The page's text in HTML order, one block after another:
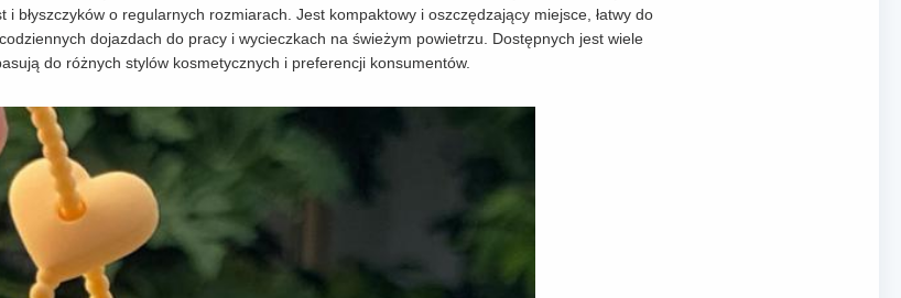
błyszczyków o regularnych rozmiarach. Jest kompaktowy i oszczędzający miejsce, łatwy do
dojazdach do pracy i wycieczkach na świeżym powietrzu. Dostępnych jest wiele
do różnych stylów kosmetycznych i preferencji konsumentów.